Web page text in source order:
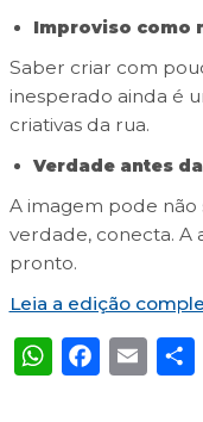
Improviso como
Saber criar com
inesperado ainda é
criativas da rua.
Verdade antes
A imagem pode
verdade, conecta. A
pronto.
Leia a edição